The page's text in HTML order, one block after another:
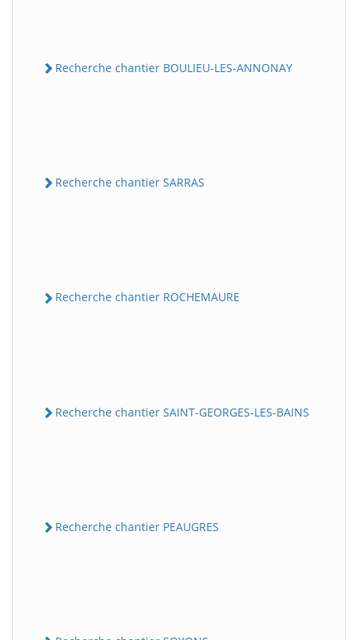
Recherche chantier BOULIEU-LES-ANNONAY
Recherche chantier SARRAS
Recherche chantier ROCHEMAURE
Recherche chantier SAINT-GEORGES-LES-BAINS
Recherche chantier PEAUGRES